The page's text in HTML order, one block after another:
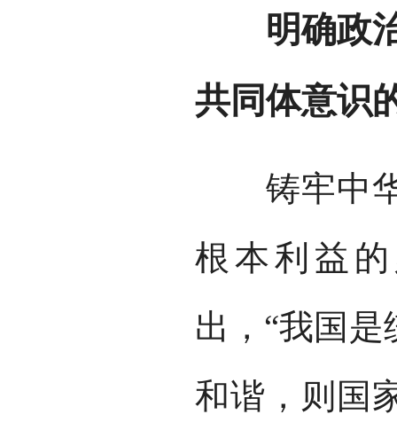
明确政治
共同体意识
铸牢中华
根本利益
出，“我国
和谐，则国